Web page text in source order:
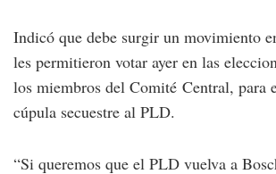
Indicó que debe surgir un movimiento
les permitieron votar ayer en las
los miembros del Comité Central, para
cúpula secuestre al PLD.
“Si queremos que el PLD vuelva a